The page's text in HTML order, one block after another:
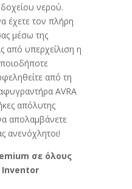
νερού.
έχετε τον πλήρη
μέσω της
από υπερχείλιση η
από τη
AVRA
απόλυτης
απολαμβάνετε
ανενόχλητοι!
σε όλους
Inventor